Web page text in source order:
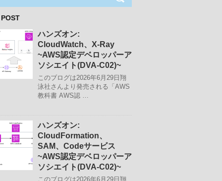
ハンズオン:
CloudWatch、X-Ray
~AWS認定デベロッパーア
ソシエイト(DVA-C02)~
このブログは2026年6月29日翔
泳社さんより発売される「AWS
教科書 AWS認 …
ハンズオン:
CloudFormation、
SAM、Codeサービス
~AWS認定デベロッパーア
ソシエイト(DVA-C02)~
このブログは2026年6月29日翔